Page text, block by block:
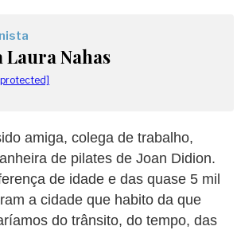
Laura Nahas
amiga, colega de trabalho,
de pilates de Joan Didion.
de idade e das quase 5 mil
a cidade que habito da que
do trânsito, do tempo, das